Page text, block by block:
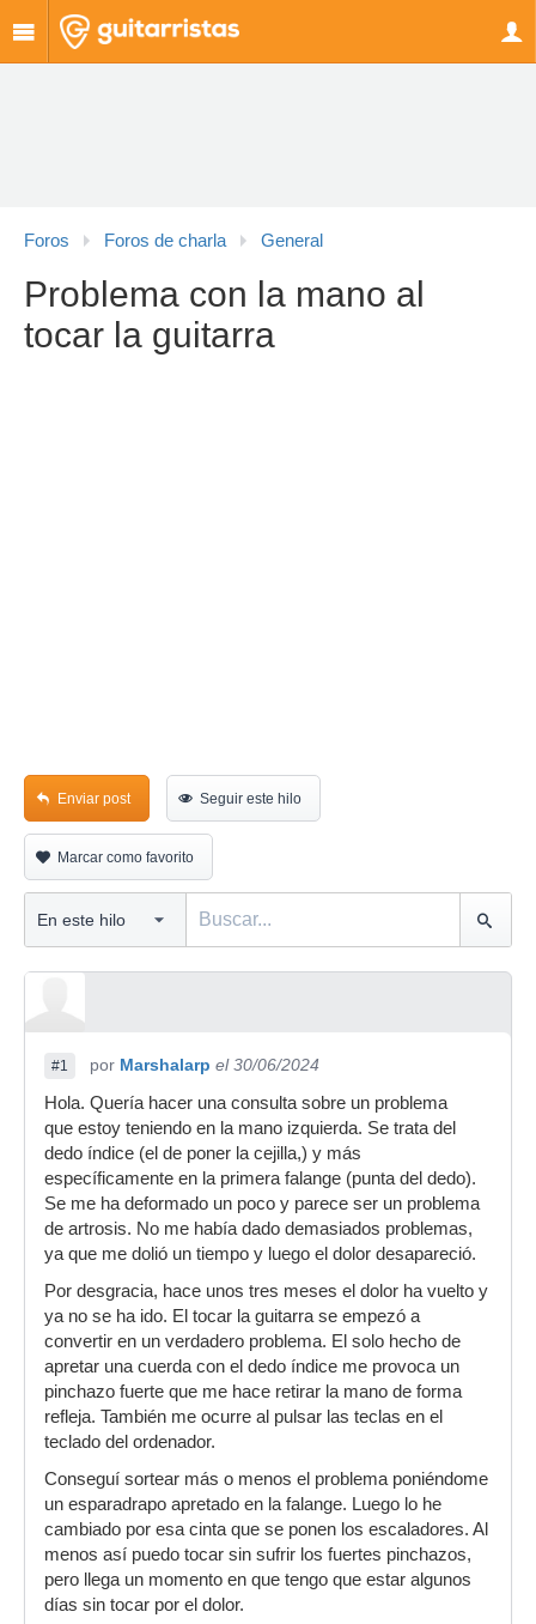
Foros Foros de charla General
Problema con la mano al
tocar la guitarra
Enviar post Seguir este hilo
Marcar como favorito
#1 por Marshalarp el 30/06/2024
Hola. Quería hacer una consulta sobre un problema
que estoy teniendo en la mano izquierda. Se trata del
dedo índice (el de poner la cejilla,) y más
específicamente en la primera falange (punta del dedo).
Se me ha deformado un poco y parece ser un problema
de artrosis. No me había dado demasiados problemas,
ya que me dolió un tiempo y luego el dolor desapareció.
Por desgracia, hace unos tres meses el dolor ha vuelto y
ya no se ha ido. El tocar la guitarra se empezó a
convertir en un verdadero problema. El solo hecho de
apretar una cuerda con el dedo índice me provoca un
pinchazo fuerte que me hace retirar la mano de forma
refleja. También me ocurre al pulsar las teclas en el
teclado del ordenador.
Conseguí sortear más o menos el problema poniéndome
un esparadrapo apretado en la falange. Luego lo he
cambiado por esa cinta que se ponen los escaladores. Al
menos así puedo tocar sin sufrir los fuertes pinchazos,
pero llega un momento en que tengo que estar algunos
días sin tocar por el dolor.